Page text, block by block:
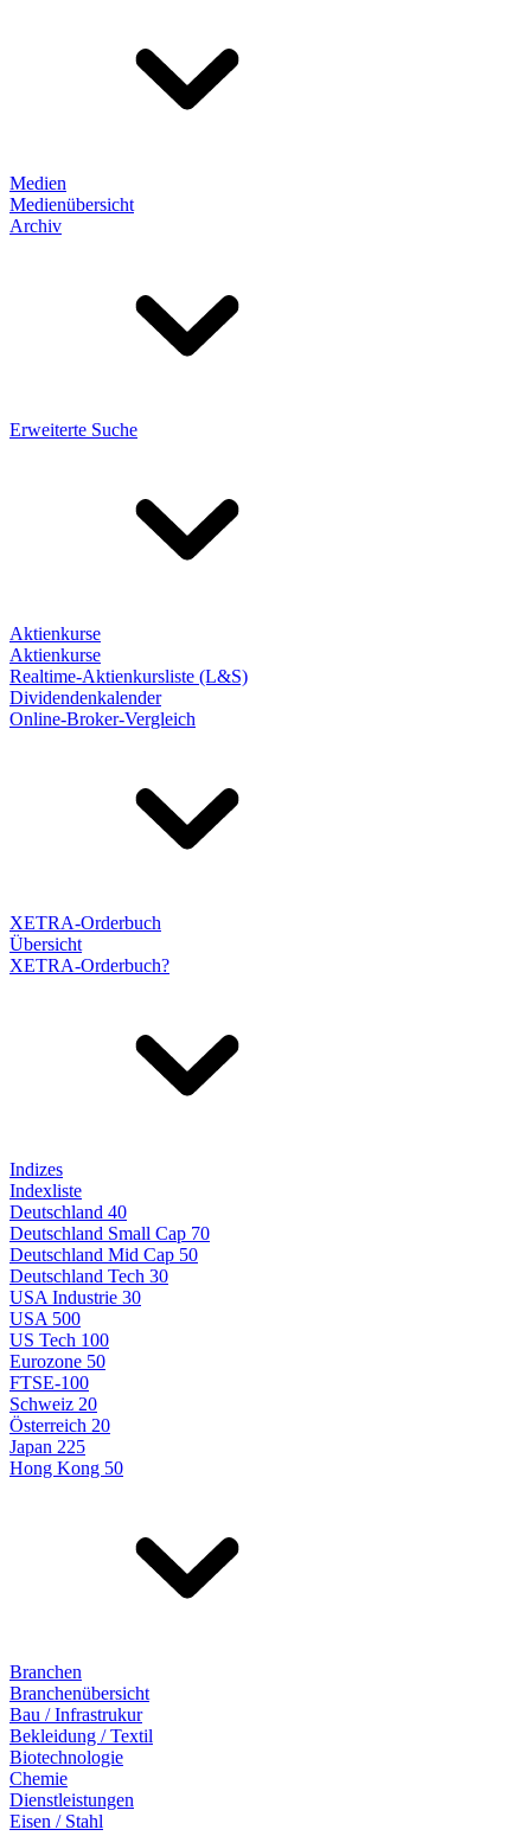
Medien
Medienübersicht
Archiv
Erweiterte Suche
Aktienkurse
Aktienkurse
Realtime-Aktienkursliste (L&S)
Dividendenkalender
Online-Broker-Vergleich
XETRA-Orderbuch
Übersicht
XETRA-Orderbuch?
Indizes
Indexliste
Deutschland 40
Deutschland Small Cap 70
Deutschland Mid Cap 50
Deutschland Tech 30
USA Industrie 30
USA 500
US Tech 100
Eurozone 50
FTSE-100
Schweiz 20
Österreich 20
Japan 225
Hong Kong 50
Branchen
Branchenübersicht
Bau / Infrastrukur
Bekleidung / Textil
Biotechnologie
Chemie
Dienstleistungen
Eisen / Stahl